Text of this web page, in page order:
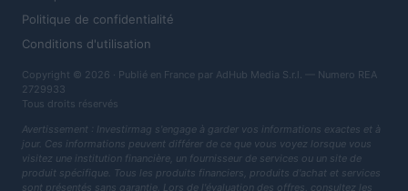
Politique de confidentialité
Conditions d'utilisation
Copyright © 2026 · Publié en France par AdHub Media S.r.l. — Numero REA
2729933
Tous droits réservés
Avertissement : Investirmag s'engage à garder vos informations exactes et à
jour. Ces informations peuvent différer de ce que vous voyez lorsque vous
visitez une institution financière, un fournisseur de services ou un site de
produit spécifique. Tous les produits financiers, produits d'achat et services
sont présentés sans garantie. Lors de l'évaluation des offres, consultez les